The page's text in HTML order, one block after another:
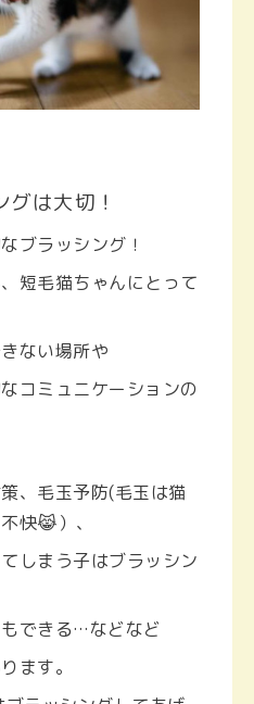
グは大切！
ブラッシング！
短毛猫ちゃんにとって
ない場所や
コミュニケーションの
、毛玉予防(毛玉は猫
快😹）、
しまう子はブラッシン
できる…などなど
ます。